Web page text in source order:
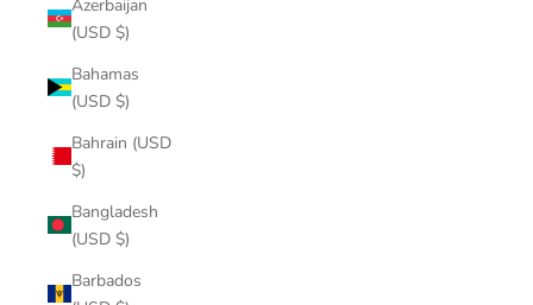
Azerbaijan
(USD $)
Bahamas
(USD $)
Bahrain (USD
$)
Bangladesh
(USD $)
Barbados